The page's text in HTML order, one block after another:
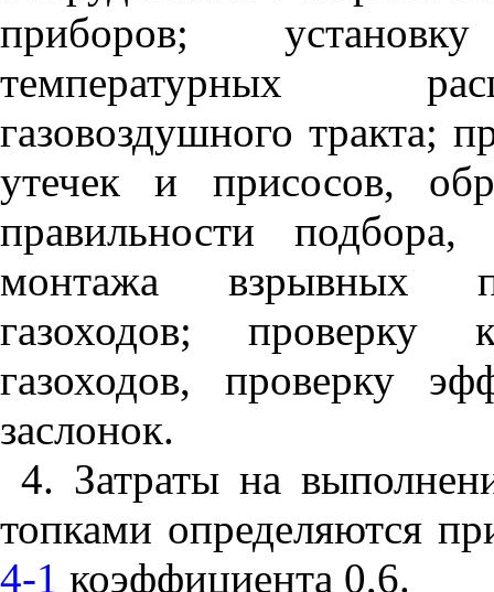
приборов;
температурных
газовоздушного тракта;
утечек и присосов,
правильности
монтажа взрывных
газоходов; проверку
газоходов, проверку
заслонок.
4. Затраты на
топками определяются
4-1 коэффициента 0,6.